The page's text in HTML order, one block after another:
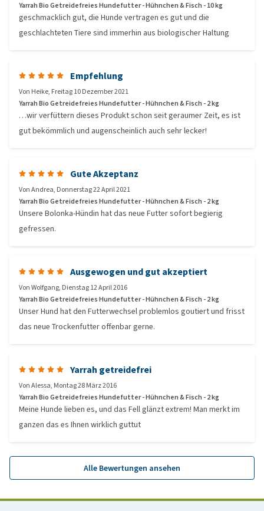
Yarrah Bio Getreidefreies Hundefutter - Hühnchen & Fisch - 10 kg
geschmacklich gut, die Hunde vertragen es gut und die
geschlachteten Tiere sind immerhin aus biologischer Haltung
Empfehlung
Von Heike, Freitag 10 Dezember 2021
Yarrah Bio Getreidefreies Hundefutter - Hühnchen & Fisch - 2 kg
…wir verfüttern dieses Produkt schon seit geraumer Zeit, es ist
gut bekömmlich und augenscheinlich auch sehr lecker!
Gute Akzeptanz
VonAndrea, Donnerstag 22 April 2021
Yarrah Bio Getreidefreies Hundefutter - Hühnchen & Fisch - 2 kg
Unsere Bolonka-Hündin hat das neue Futter sofort begierig
gefressen.
Ausgewogen und gut akzeptiert
VonWolfgang, Dienstag 12 April 2016
Yarrah Bio Getreidefreies Hundefutter - Hühnchen & Fisch - 2 kg
Unser Hund hat den Futterwechsel problemlos goutiert und frisst
das neue Trockenfutter offenbar gerne.
Yarrah getreidefrei
VonAlessa, Montag 28 März 2016
Yarrah Bio Getreidefreies Hundefutter - Hühnchen & Fisch - 2 kg
Meine Hunde lieben es, und das Fell glänzt extrem! Man merkt im
ganzen das es Ihnen wirklich guttut
Alle Bewertungen ansehen